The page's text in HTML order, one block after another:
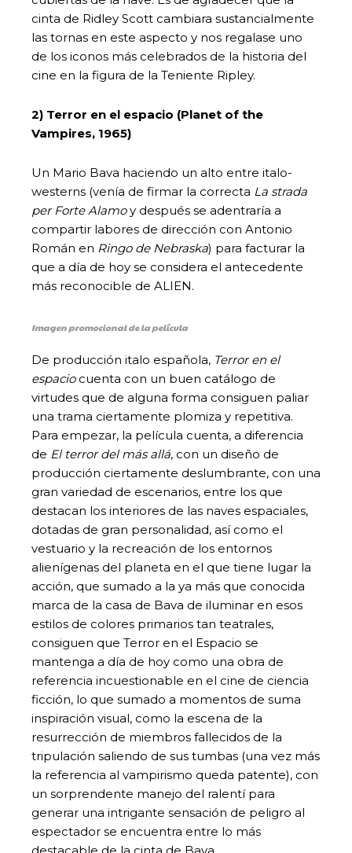
cinta de Ridley Scott cambiara sustancialmente
las tornas en este aspecto y nos regalase uno
de los iconos más celebrados de la historia del
cine en la figura de la Teniente Ripley.
2) Terror en el espacio (Planet of the
Vampires, 1965)
Un Mario Bava haciendo un alto entre italo-
westerns (venía de firmar la correcta La strada
per Forte Alamoy después se adentraría a
compartir labores de dirección con Antonio
Román en Ringo de Nebraska) para facturar la
que a día de hoy se considera el antecedente
más reconocible de ALIEN.
Imagen promocional de la película
De producción italo española, Terror en el
espacio cuenta con un buen catálogo de
virtudes que de alguna forma consiguen paliar
una trama ciertamente plomiza y repetitiva.
Para empezar, la película cuenta, a diferencia
de El terror del más allá, con un diseño de
producción ciertamente deslumbrante, con una
gran variedad de escenarios, entre los que
destacan los interiores de las naves espaciales,
dotadas de gran personalidad, así como el
vestuario y la recreación de los entornos
alienígenas del planeta en el que tiene lugar la
acción, que sumado a la ya más que conocida
marca de la casa de Bava de iluminar en esos
estilos de colores primarios tan teatrales,
consiguen que Terror en el Espacio se
mantenga a día de hoy como una obra de
referencia incuestionable en el cine de ciencia
ficción, lo que sumado a momentos de suma
inspiración visual, como la escena de la
resurrección de miembros fallecidos de la
tripulación saliendo de sus tumbas (una vez más
la referencia al vampirismo queda patente), con
un sorprendente manejo del ralentí para
generar una intrigante sensación de peligro al
espectador se encuentra entre lo más